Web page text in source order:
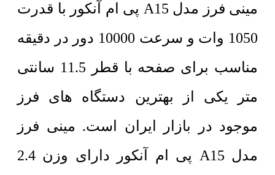
مینی فرز مدل A15 پی ام آنکور با قدرت
1050 وات و سرعت 10000 دور در دقیقه
مناسب برای صفحه با قطر 11.5 سانتی
متر یکی از بهترین دستگاه های فرز
موجود در بازار ایران است. مینی فرز
مدل A15 پی ام آنکور دارای وزن 2.4